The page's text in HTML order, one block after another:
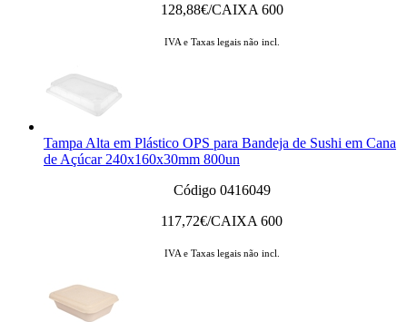
128,88€/CAIXA 600
IVA e Taxas legais não incl.
Tampa Alta em Plástico OPS para Bandeja de Sushi em Cana
de Açúcar 240x160x30mm 800un
Código 0416049
117,72€/CAIXA 600
IVA e Taxas legais não incl.